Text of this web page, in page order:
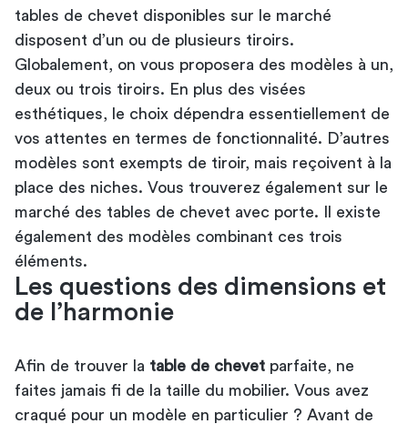
tables de chevet disponibles sur le marché
disposent d’un ou de plusieurs tiroirs.
Globalement, on vous proposera des modèles à un,
deux ou trois tiroirs. En plus des visées
esthétiques, le choix dépendra essentiellement de
vos attentes en termes de fonctionnalité. D’autres
modèles sont exempts de tiroir, mais reçoivent à la
place des niches. Vous trouverez également sur le
marché des tables de chevet avec porte. Il existe
également des modèles combinant ces trois
éléments.
Les questions des dimensions et
de l’harmonie
Afin de trouver la table de chevet parfaite, ne
faites jamais fi de la taille du mobilier. Vous avez
craqué pour un modèle en particulier ? Avant de